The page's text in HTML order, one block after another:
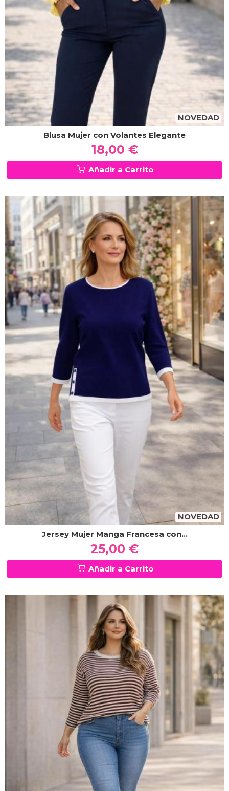
NOVEDAD
Blusa Mujer con Volantes Elegante
18,00 €
Añadir a Carrito
NOVEDAD
Jersey Mujer Manga Francesa con...
25,00 €
Añadir a Carrito